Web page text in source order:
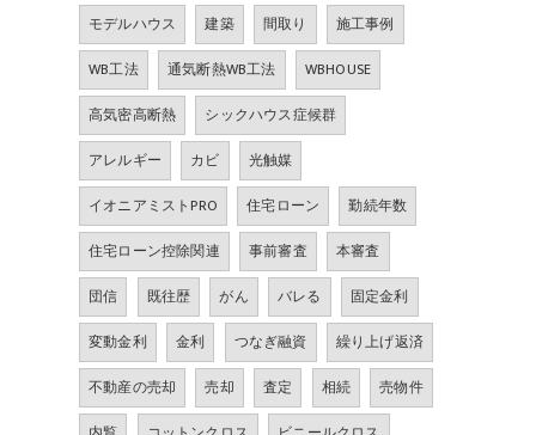
モデルハウス 建築 間取り
施工事例
WB工法
通気断熱WB工法
WBHOUSE
高気密高断熱
シックハウス症候群
アレルギー
カビ
光触媒
イオニアミストPRO
住宅ローン
勤続年数
住宅ローン控除関連
事前審査
本審査
団信
既往歴 がん バレる
固定金利
変動金利
金利 つなぎ融資
繰り上げ返済
不動産の売却
売却 査定 相続
売物件